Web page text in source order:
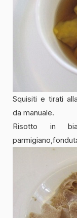
Squisiti e tirati
da manuale.
Risotto in